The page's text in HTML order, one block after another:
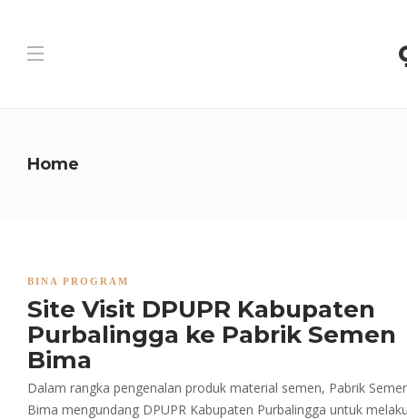
Home
BINA PROGRAM
Site Visit DPUPR Kabupaten
Purbalingga ke Pabrik Semen
Bima
Dalam rangka pengenalan produk material semen, Pabrik
Bima mengundang DPUPR Kabupaten Purbalingga untuk